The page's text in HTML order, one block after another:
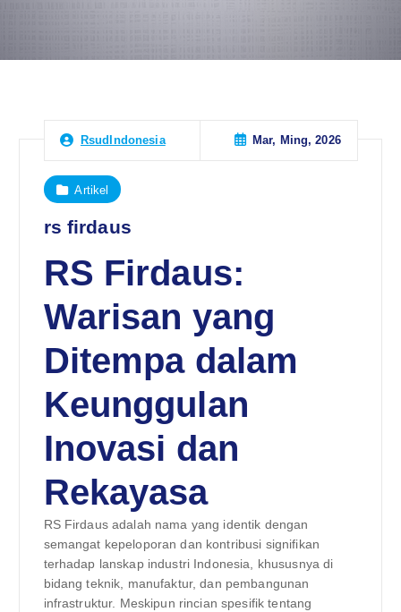
RsudIndonesia Mar, Ming, 2026
Artikel
rs firdaus
RS Firdaus:
Warisan yang
Ditempa dalam
Keunggulan
Inovasi dan
Rekayasa
RS Firdaus adalah nama yang identik dengan
semangat kepeloporan dan kontribusi signifikan
terhadap lanskap industri Indonesia, khususnya di
bidang teknik, manufaktur, dan pembangunan
infrastruktur. Meskipun rincian spesifik tentang